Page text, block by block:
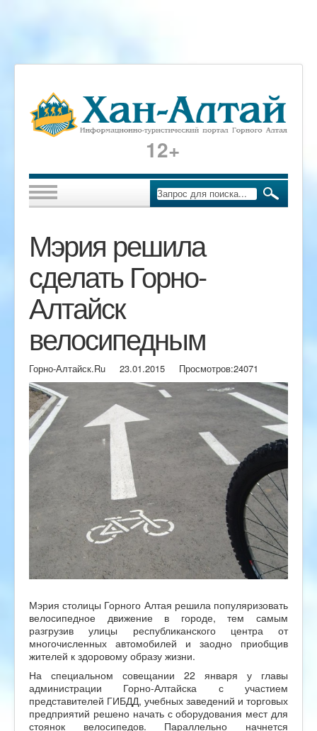
12+
Мэрия решила
сделать Горно-
Алтайск
велосипедным
Горно-Алтайск.Ru 23.01.2015 Просмотров:24071
Мэрия столицы Горного Алтая решила популяризовать
велосипедное движение в городе, тем самым
разгрузив улицы республиканского центра от
многочисленных автомобилей и заодно приобщив
жителей к здоровому образу жизни.
На специальном совещании 22 января у главы
администрации Горно-Алтайска с участием
представителей ГИБДД, учебных заведений и торговых
предприятий решено начать с оборудования мест для
стоянок велосипедов. Параллельно начнется